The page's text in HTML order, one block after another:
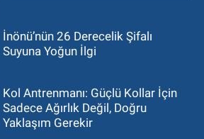
İnönü’nün 26 Derecelik Şifalı
Suyuna Yoğun İlgi
Kol Antrenmanı: Güçlü Kollar İçin
Sadece Ağırlık Değil, Doğru
Yaklaşım Gerekir